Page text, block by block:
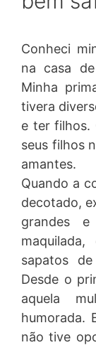
Conheci
na casa
Minha
tivera
e ter filhos.
seus filhos
amantes.
Quando a
decotado,
grandes
sapatos
Desde o
aquela
humorada.
não tive